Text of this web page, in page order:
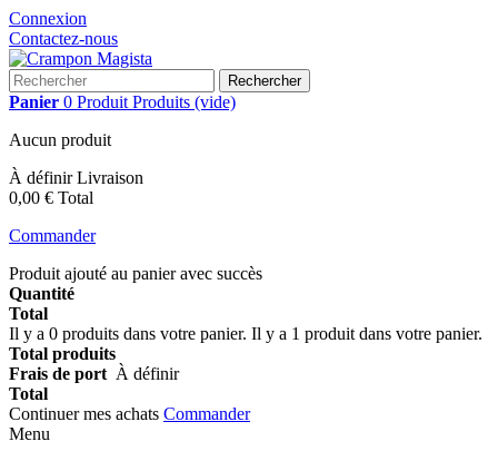
Connexion
Contactez-nous
Rechercher
Panier 0 Produit Produits (vide)
Aucun produit
À définirLivraison
0,00 € Total
Commander
Produit ajouté au panier avec succès
Quantité
Total
Il y a 0 produits dans votre panier. Il y a 1 produit dans votre panier.
Total produits
Frais de port À définir
Total
Continuer mes achats Commander
Menu